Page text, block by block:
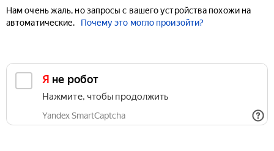
Нам очень жаль, но запросы с вашего устройства похожи на
автоматические.
Почему это могло произойти?
Я не робот
Нажмите, чтобы продолжить
Yandex SmartCaptcha